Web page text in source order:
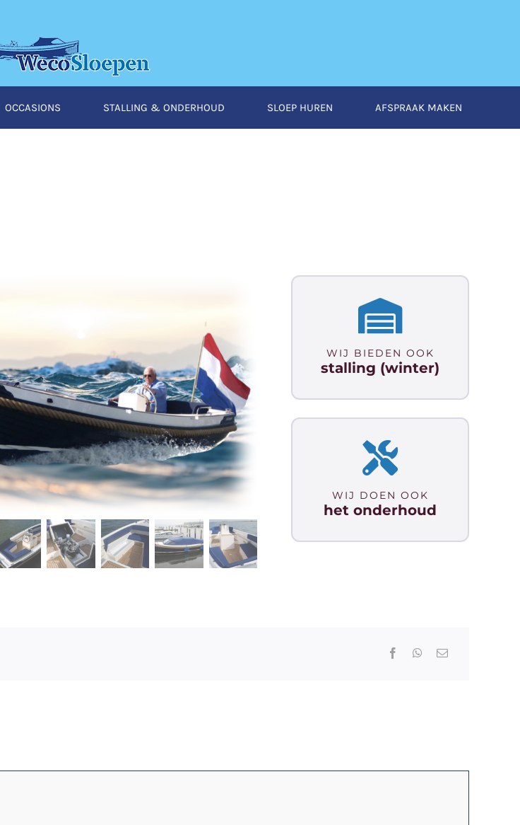
OCCASIONS STALLING & ONDERHOUD SLOEP HUREN AFSPRAAK MAKEN
WIJ BIEDEN OOK
stalling (winter)
WIJ DOEN OOK
het onderhoud